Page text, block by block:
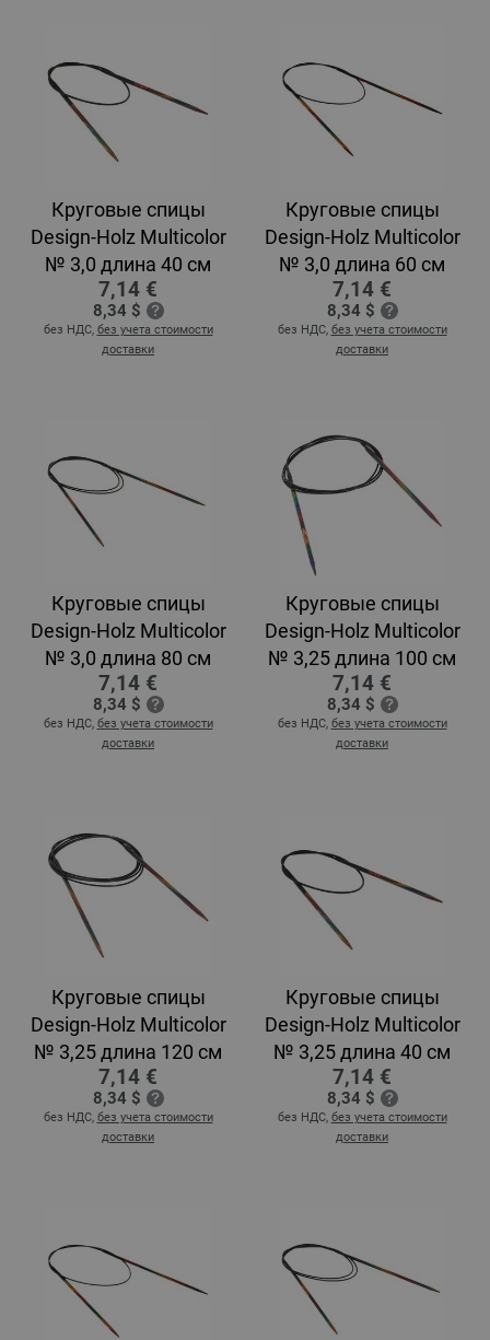
Круговые спицы
Design-Holz Multicolor
№ 3,0 длина 40 см
7,14 €
8,34 $
без НДС, без учета стоимости
доставки
Круговые спицы
Design-Holz Multicolor
№ 3,0 длина 60 см
7,14 €
8,34 $
без НДС, без учета стоимости
доставки
Круговые спицы
Design-Holz Multicolor
№ 3,0 длина 80 см
7,14 €
8,34 $
без НДС, без учета стоимости
доставки
Круговые спицы
Design-Holz Multicolor
№ 3,25 длина 100 см
7,14 €
8,34 $
без НДС, без учета стоимости
доставки
Круговые спицы
Design-Holz Multicolor
№ 3,25 длина 120 см
7,14 €
8,34 $
без НДС, без учета стоимости
доставки
Круговые спицы
Design-Holz Multicolor
№ 3,25 длина 40 см
7,14 €
8,34 $
без НДС, без учета стоимости
доставки